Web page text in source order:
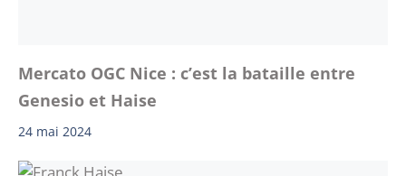
Mercato OGC Nice : c’est la bataille entre
Genesio et Haise
24 mai 2024